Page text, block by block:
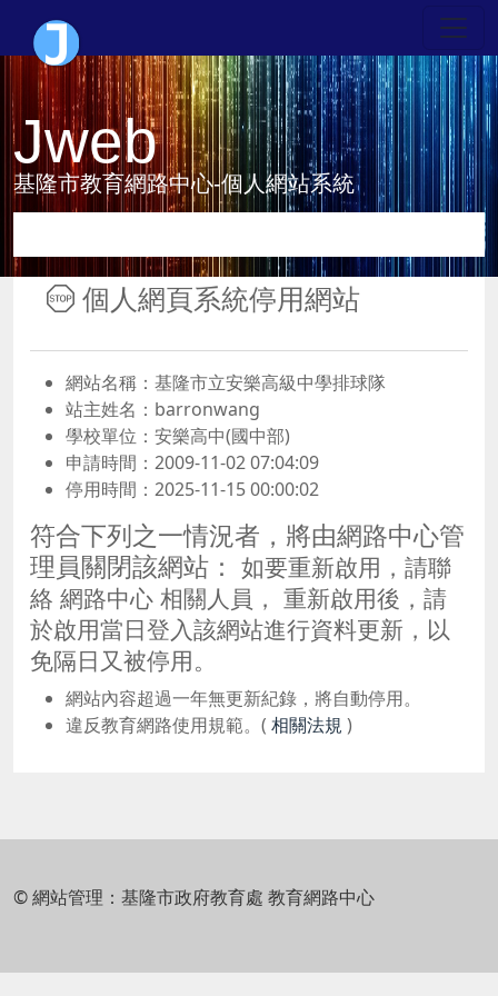
Jweb
基隆市教育網路中心-個人網站系統
個人網頁系統停用網站
網站名稱：基隆市立安樂高級中學排球隊
站主姓名：barronwang
學校單位：安樂高中(國中部)
申請時間：2009-11-02 07:04:09
停用時間：2025-11-15 00:00:02
符合下列之一情況者，將由網路中心管
理員關閉該網站： 如要重新啟用，請聯
絡 網路中心 相關人員， 重新啟用後，請
於啟用當日登入該網站進行資料更新，以
免隔日又被停用。
網站內容超過一年無更新紀錄，將自動停用。
違反教育網路使用規範。( 相關法規 )
© 網站管理：基隆市政府教育處 教育網路中心